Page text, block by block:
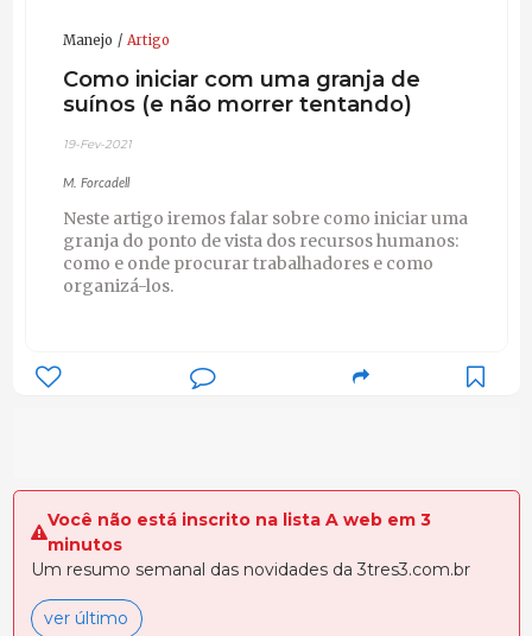
Manejo Artigo
Como iniciar com uma granja de
suínos (e não morrer tentando)
19-Fev-2021
M. Forcadell
Neste artigo iremos falar sobre como iniciar uma
granja do ponto de vista dos recursos humanos:
como e onde procurar trabalhadores e como
organizá-los.
Você não está inscrito na lista A web em 3
minutos
Um resumo semanal das novidades da 3tres3.com.br
ver último